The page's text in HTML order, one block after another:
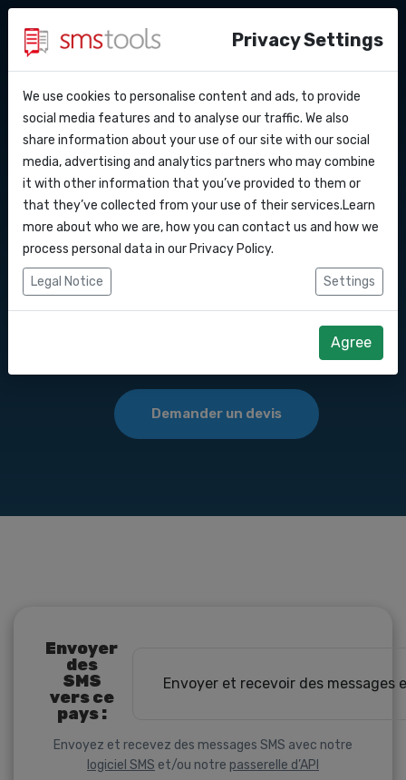
API Docs
Webhooks
Intégrations
Zapier
Pourquoi smstools ?
Blog
Service level agreement
Contact
Demander une offre
Envoyer des SMS en
masse vers ce pays :
Logiciel de marketing SMS ou passerelle
d'API SMS pour envoyer des SMS vers ce
Demander un devis
Envoyer
des
SMS
vers ce
pays :
Envoyer et recevoir des messages
Envoyez et recevez des messages SMS avec notre
logiciel SMS et/ou notre passerelle d’API
Privacy Settings
We use cookies to personalise content and ads, to provide
social media features and to analyse our traffic. We also
share information about your use of our site with our social
media, advertising and analytics partners who may combine
it with other information that you’ve provided to them or
that they’ve collected from your use of their services.Learn
more about who we are, how you can contact us and how we
process personal data in our Privacy Policy.
Legal Notice Settings
Agree